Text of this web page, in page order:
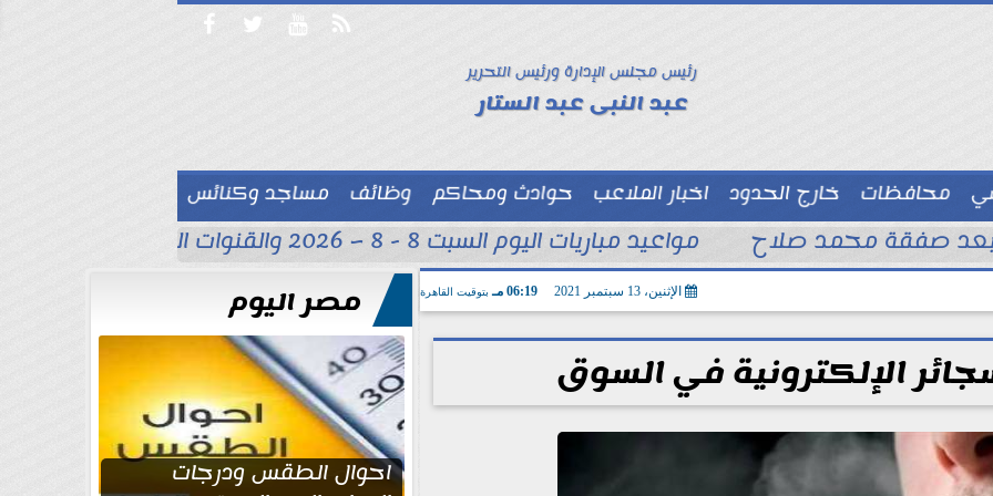
   
رئيس مجلس الإدارة ورئيس التحرير
عبد النبى عبد الستار
محافظات خارج الحدود اخبار الملاعب حوادث ومحاكم وظائف
مساجد وكنائس
توك شو  بعد صفقة محمد صلاح مواعيد مباريات اليوم السبت 8 - 8 – 2026 والقنوات الناقلة
الإثنين، 13 سبتمبر 2021 06:19 مـ بتوقيت القاهرة
الإلكترونية في السوق
مصر اليوم
احوال الطقس ودرجات